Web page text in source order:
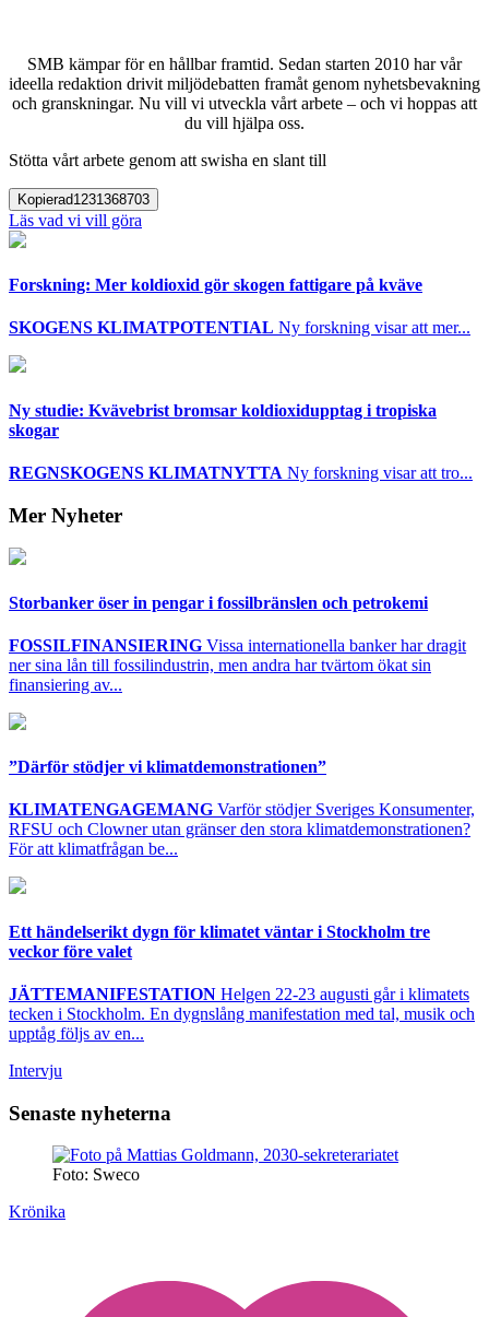
SMB kämpar för en hållbar framtid. Sedan starten 2010 har vår
ideella redaktion drivit miljödebatten framåt genom nyhetsbevakning
och granskningar. Nu vill vi utveckla vårt arbete – och vi hoppas att
du vill hjälpa oss.
Stötta vårt arbete genom att swisha en slant till
Kopierad1231368703
Läs vad vi vill göra
Forskning: Mer koldioxid gör skogen fattigare på kväve
SKOGENS KLIMATPOTENTIAL Ny forskning visar att mer...
Ny studie: Kvävebrist bromsar koldioxidupptag i tropiska
skogar
REGNSKOGENS KLIMATNYTTA Ny forskning visar att tro...
Mer Nyheter
Storbanker öser in pengar i fossilbränslen och petrokemi
FOSSILFINANSIERING Vissa internationella banker har dragit
ner sina lån till fossilindustrin, men andra har tvärtom ökat sin
finansiering av...
”Därför stödjer vi klimatdemonstrationen”
KLIMATENGAGEMANG Varför stödjer Sveriges Konsumenter,
RFSU och Clowner utan gränser den stora klimatdemonstrationen?
För att klimatfrågan be...
Ett händelserikt dygn för klimatet väntar i Stockholm tre
veckor före valet
JÄTTEMANIFESTATION Helgen 22-23 augusti går i klimatets
tecken i Stockholm. En dygnslång manifestation med tal, musik och
upptåg följs av en...
Intervju
Senaste nyheterna
Foto: Sweco
Krönika